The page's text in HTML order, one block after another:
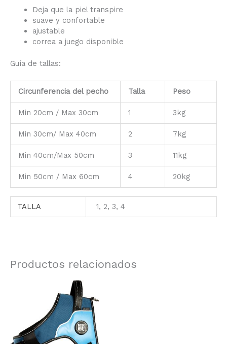
Deja que la piel transpire
suave y confortable
ajustable
correa a juego disponible
Guía de tallas:
Circunferencia del pecho Talla Peso
Min 20cm / Max 30cm 1 3kg
Min 30cm/ Max 40cm 2 7kg
Min 40cm/Max 50cm 3 11kg
Min 50cm / Max 60cm 4 20kg
TALLA 1, 2, 3, 4
Productos relacionados
Rango
precios:
desde
29.90€
hasta
43.85€
tiene
Las